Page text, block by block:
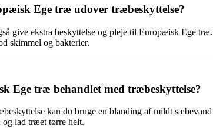
Ege træ udover træbeskyttelse?
give ekstra beskyttelse og pleje til Europæisk Ege
skimmel og bakterier.
Ege træ behandlet med træbeskyttelse?
kan du bruge en blanding af mildt
og lad træet tørre helt.